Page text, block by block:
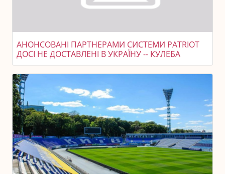
АНОНСОВАНІ ПАРТНЕРАМИ СИСТЕМИ PATRIOT
ДОСІ НЕ ДОСТАВЛЕНІ В УКРАЇНУ -- КУЛЕБА